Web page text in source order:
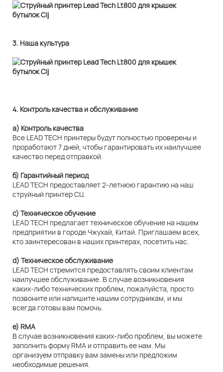
3. Наша культура
4. Контроль качества и обслуживание
а) Контроль качества
Все LEAD TECH принтеры будут полностью проверены и
проработают 7 дней, чтобы гарантировать их наилучшее
качество перед отправкой.
б) Гарантийный период
LEAD TECH предоставляет 2-летнюю гарантию на наш
струйный принтер CIJ.
c) Техническое обучение
LEAD TECH предлагает техническое обучение на нашем
предприятии в городе Чжухай, Китай. Приглашаем всех,
кто заинтересован в наших принтерах, посетить нас.
d) Техническое обслуживание
LEAD TECH стремится предоставлять своим клиентам
наилучшее обслуживание. В случае возникновения
каких-либо технических проблем, пожалуйста, просто
позвоните или напишите нашим сотрудникам, и мы
всегда готовы вам помочь.
e) RMA
В случае возникновения каких-либо проблем, вы можете
заполнить форму RMA и отправить ее нам. Мы
организуем отправку вам замены или предложим
необходимые решения.